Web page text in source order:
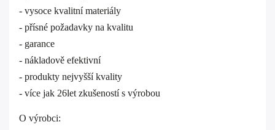
- vysoce kvalitní materiály
- přísné požadavky na kvalitu
- garance
- nákladově efektivní
- produkty nejvyšší kvality
- více jak 26let zkušeností s výrobou
O výrobci: